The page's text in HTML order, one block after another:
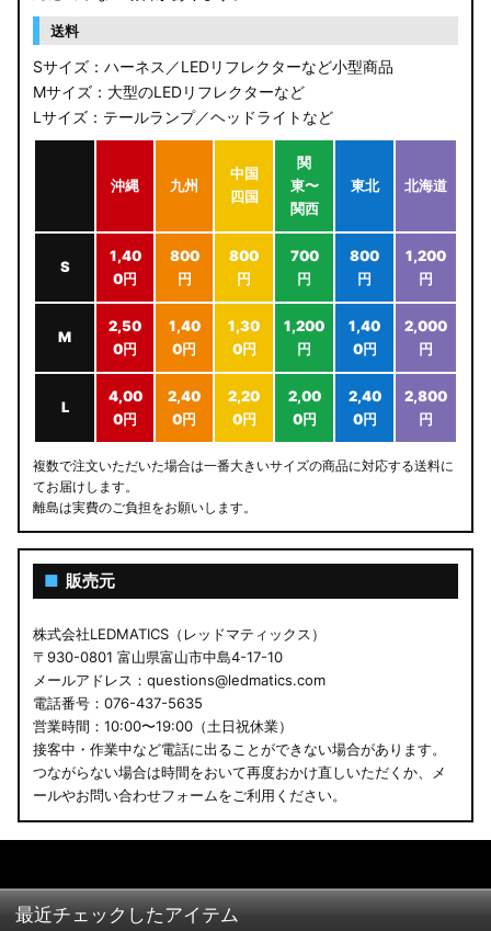
送料
Sサイズ：ハーネス／LEDリフレクターなど小型商品
Mサイズ：大型のLEDリフレクターなど
Lサイズ：テールランプ／ヘッドライトなど
沖縄 九州
中国
四国
関
東〜
関西
東北 北海道
S
1,40
0円
800
円
800
円
700
円
800
円
1,200
円
M
2,50
0円
1,40
0円
1,30
0円
1,200
円
1,40
0円
2,000
円
L
4,00
0円
2,40
0円
2,20
0円
2,00
0円
2,40
0円
2,800
円
複数で注文いただいた場合は一番大きいサイズの商品に対応する送料に
てお届けします。
離島は実費のご負担をお願いします。
■ 販売元
株式会社LEDMATICS（レッドマティックス）
〒930-0801 富山県富山市中島4-17-10
メールアドレス：questions@ledmatics.com
電話番号：076-437-5635
営業時間：10:00〜19:00（土日祝休業）
接客中・作業中など電話に出ることができない場合があります。
つながらない場合は時間をおいて再度おかけ直しいただくか、メ
ールやお問い合わせフォームをご利用ください。
最近チェックしたアイテム